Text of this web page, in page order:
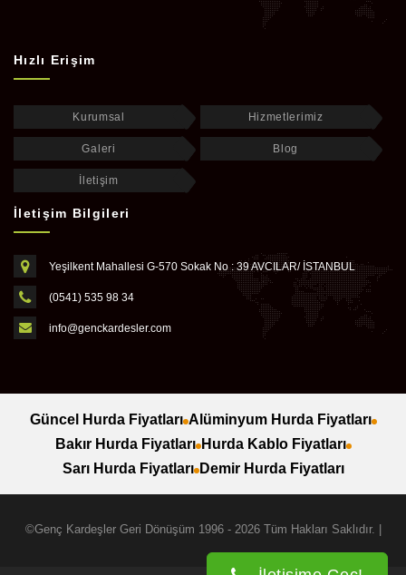
Hızlı Erişim
Kurumsal Hizmetlerimiz
Galeri Blog
İletişim
İletişim Bilgileri
Yeşilkent Mahallesi G-570 Sokak No : 39 AVCILAR/ İSTANBUL
(0541) 535 98 34
info@genckardesler.com
Güncel Hurda Fiyatları Alüminyum Hurda Fiyatları
Bakır Hurda Fiyatları Hurda Kablo Fiyatları
Sarı Hurda Fiyatları Demir Hurda Fiyatları
©Genç Kardeşler Geri Dönüşüm 1996 - 2026 Tüm Hakları Saklıdır. |